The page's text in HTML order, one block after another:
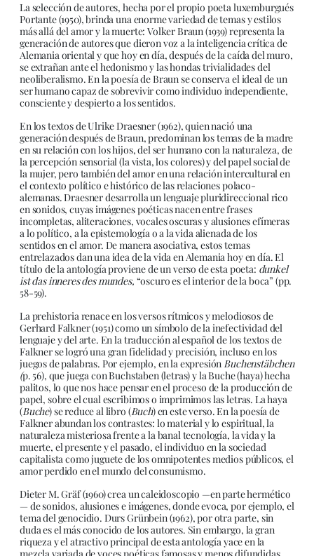
La selección de autores, hecha por el propio poeta luxemburgués
Portante (1950), brinda una enorme variedad de temas y estilos
más allá del amor y la muerte: Volker Braun (1939) representa la
generación de autores que dieron voz a la inteligencia crítica de
Alemania oriental y que hoy en día, después de la caída del muro,
se extrañan ante el hedonismo y las hondas trivialidades del
neoliberalismo. En la poesía de Braun se conserva el ideal de un
ser humano capaz de sobrevivir como individuo independiente,
consciente y despierto a los sentidos.
En los textos de Ulrike Draesner (1962), quien nació una
generación después de Braun, predominan los temas de la madre
en su relación con los hijos, del ser humano con la naturaleza, de
la percepción sensorial (la vista, los colores) y del papel social de
la mujer, pero también del amor en una relación intercultural en
el contexto político e histórico de las relaciones polaco-
alemanas. Draesner desarrolla un lenguaje pluridireccional rico
en sonidos, cuyas imágenes poéticas nacen entre frases
incompletas, aliteraciones, vocales oscuras y alusiones efímeras
a lo político, a la epistemología o a la vida alienada de los
sentidos en el amor. De manera asociativa, estos temas
entrelazados dan una idea de la vida en Alemania hoy en día. El
título de la antología proviene de un verso de esta poeta: dunkel
ist das inneres des mundes, “oscuro es el interior de la boca” (pp.
58-59).
La prehistoria renace en los versos rítmicos y melodiosos de
Gerhard Falkner (1951) como un símbolo de la inefectividad del
lenguaje y del arte. En la traducción al español de los textos de
Falkner se logró una gran fidelidad y precisión, incluso en los
juegos de palabras. Por ejemplo, en la expresiónBuchenstäbchen
(p. 56), que juega con Buchstaben (letras) y la Buche (haya) hecha
palitos, lo que nos hace pensar en el proceso de la producción de
papel, sobre el cual escribimos o imprimimos las letras. La haya
(Buche) se reduce al libro (Buch) en este verso. En la poesía de
Falkner abundan los contrastes: lo material y lo espiritual, la
naturaleza misteriosa frente a la banal tecnología, la vida y la
muerte, el presente y el pasado, el individuo en la sociedad
capitalista como juguete de los omnipotentes medios públicos, el
amor perdido en el mundo del consumismo.
Dieter M. Gräf (1960) crea un caleidoscopio —en parte hermético
— de sonidos, alusiones e imágenes, donde evoca, por ejemplo, el
tema del genocidio. Durs Grünbein (1962), por otra parte, sin
duda es el más conocido de los autores. Sin embargo, la gran
riqueza y el atractivo principal de esta antología yace en la